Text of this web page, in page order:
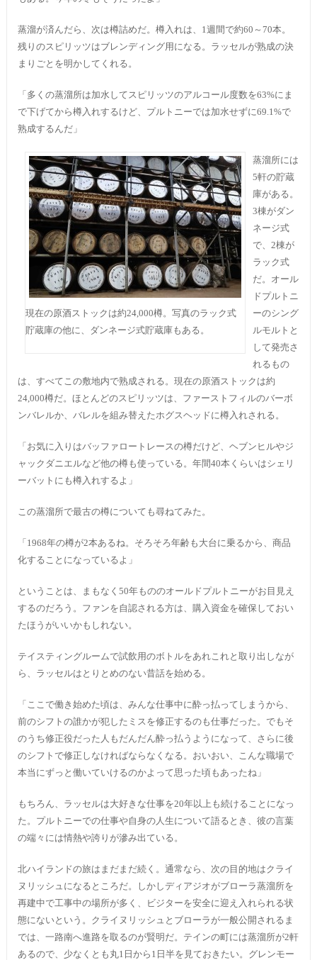
蒸溜が済んだら、次は樽詰めだ。樽入れは、1週間で約60～70本。
残りのスピリッツはブレンディング用になる。ラッセルが熟成の決
まりごとを明かしてくれる。
「多くの蒸溜所は加水してスピリッツのアルコール度数を63%にま
で下げてから樽入れするけど、プルトニーでは加水せずに69.1%で
熟成するんだ」
現在の原酒ストックは約24,000樽。写真のラック式
貯蔵庫の他に、ダンネージ式貯蔵庫もある。
蒸溜所には
5軒の貯蔵
庫がある。
3棟がダン
ネージ式
で、2棟が
ラック式
だ。オール
ドプルトニ
ーのシング
ルモルトと
して発売さ
れるもの
は、すべてこの敷地内で熟成される。現在の原酒ストックは約
24,000樽だ。ほとんどのスピリッツは、ファーストフィルのバーボ
ンバレルか、バレルを組み替えたホグスヘッドに樽入れされる。
「お気に入りはバッファロートレースの樽だけど、ヘブンヒルやジ
ャックダニエルなど他の樽も使っている。年間40本くらいはシェリ
ーバットにも樽入れするよ」
この蒸溜所で最古の樽についても尋ねてみた。
「1968年の樽が2本あるね。そろそろ年齢も大台に乗るから、商品
化することになっているよ」
ということは、まもなく50年もののオールドプルトニーがお目見え
するのだろう。ファンを自認される方は、購入資金を確保しておい
たほうがいいかもしれない。
テイスティングルームで試飲用のボトルをあれこれと取り出しなが
ら、ラッセルはとりとめのない昔話を始める。
「ここで働き始めた頃は、みんな仕事中に酔っ払ってしまうから、
前のシフトの誰かが犯したミスを修正するのも仕事だった。でもそ
のうち修正役だった人もだんだん酔っ払うようになって、さらに後
のシフトで修正しなければならなくなる。おいおい、こんな職場で
本当にずっと働いていけるのかよって思った頃もあったね」
もちろん、ラッセルは大好きな仕事を20年以上も続けることになっ
た。プルトニーでの仕事や自身の人生について語るとき、彼の言葉
の端々には情熱や誇りが滲み出ている。
北ハイランドの旅はまだまだ続く。通常なら、次の目的地はクライ
ヌリッシュになるところだ。しかしディアジオがブローラ蒸溜所を
再建中で工事中の場所が多く、ビジターを安全に迎え入れられる状
態にないという。クライヌリッシュとブローラが一般公開されるま
では、一路南へ進路を取るのが賢明だ。テインの町には蒸溜所が2軒
あるので、少なくとも丸1日から1日半を見ておきたい。グレンモー